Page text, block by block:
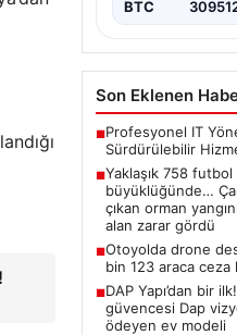
BTC
Son Eklenen
■Profesyonel IT
Sürdürülebilir
■Yaklaşık 758 futbol
büyüklüğünde…
çıkan orman
alan zarar gördü
■Otoyolda drone
bin 123 araca ceza
■DAP Yapı’dan bir
güvencesi Dap
ödeyen ev modeli